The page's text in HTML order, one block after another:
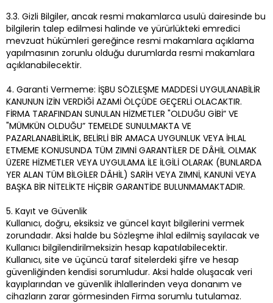
3.3. Gizli Bilgiler, ancak resmi makamlarca usulü dairesinde bu
bilgilerin talep edilmesi halinde ve yürürlükteki emredici
mevzuat hükümleri gereğince resmi makamlara açıklama
yapılmasının zorunlu olduğu durumlarda resmi makamlara
açıklanabilecektir.
4. Garanti Vermeme: İŞBU SÖZLEŞME MADDESİ UYGULANABİLİR
KANUNUN İZİN VERDİĞİ AZAMİ ÖLÇÜDE GEÇERLİ OLACAKTIR.
FİRMA TARAFINDAN SUNULAN HİZMETLER "OLDUĞU GİBİ” VE
"MÜMKÜN OLDUĞU” TEMELDE SUNULMAKTA VE
PAZARLANABİLİRLİK, BELİRLİ BİR AMACA UYGUNLUK VEYA İHLAL
ETMEME KONUSUNDA TÜM ZIMNİ GARANTİLER DE DÂHİL OLMAK
ÜZERE HİZMETLER VEYA UYGULAMA İLE İLGİLİ OLARAK (BUNLARDA
YER ALAN TÜM BİLGİLER DÂHİL) SARİH VEYA ZIMNİ, KANUNİ VEYA
BAŞKA BİR NİTELİKTE HİÇBİR GARANTİDE BULUNMAMAKTADIR.
5. Kayıt ve Güvenlik
Kullanıcı, doğru, eksiksiz ve güncel kayıt bilgilerini vermek
zorundadır. Aksi halde bu Sözleşme ihlal edilmiş sayılacak ve
Kullanıcı bilgilendirilmeksizin hesap kapatılabilecektir.
Kullanıcı, site ve üçüncü taraf sitelerdeki şifre ve hesap
güvenliğinden kendisi sorumludur. Aksi halde oluşacak veri
kayıplarından ve güvenlik ihlallerinden veya donanım ve
cihazların zarar görmesinden Firma sorumlu tutulamaz.